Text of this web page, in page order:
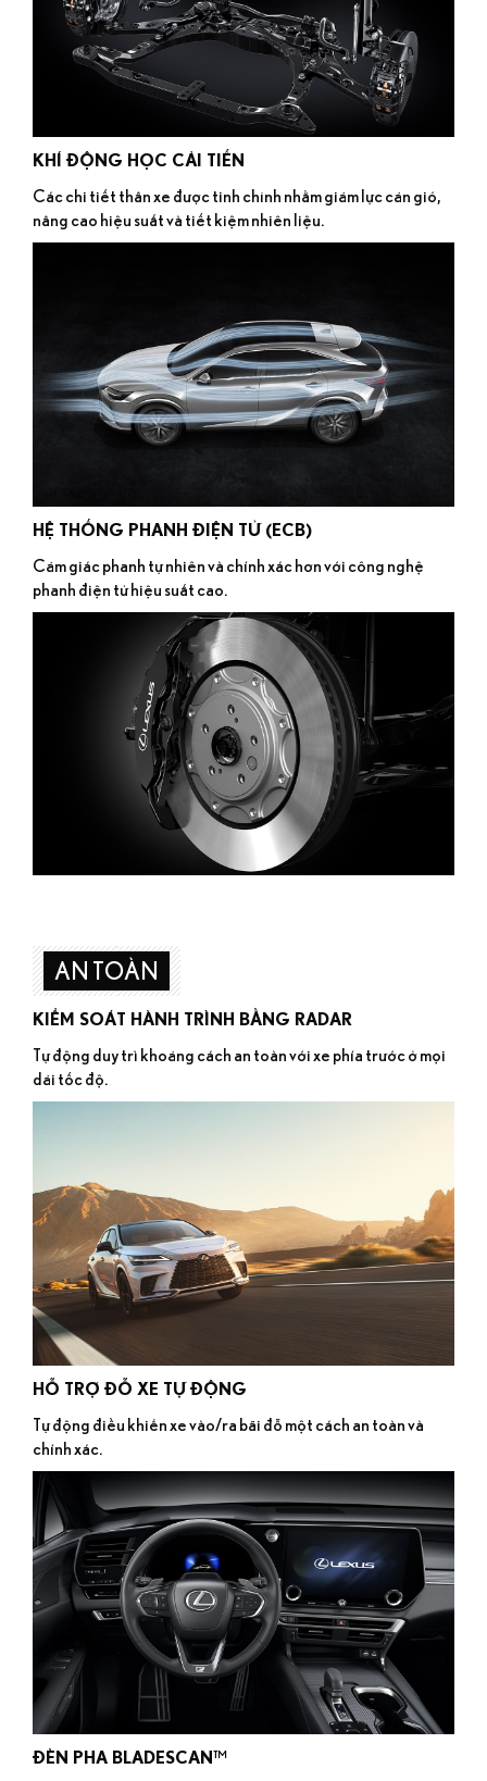
KHÍ ĐỘNG HỌC CẢI TIẾN
Các chi tiết thân xe được tinh chỉnh nhằm giảm lực cản gió,
nâng cao hiệu suất và tiết kiệm nhiên liệu.
HỆ THỐNG PHANH ĐIỆN TỬ (ECB)
Cảm giác phanh tự nhiên và chính xác hơn với công nghệ
phanh điện tử hiệu suất cao.
AN TOÀN
KIỂM SOÁT HÀNH TRÌNH BẰNG RADAR
Tự động duy trì khoảng cách an toàn với xe phía trước ở mọi
dải tốc độ.
HỖ TRỢ ĐỖ XE TỰ ĐỘNG
Tự động điều khiển xe vào/ra bãi đỗ một cách an toàn và
chính xác.
ĐÈN PHA BLADESCAN™